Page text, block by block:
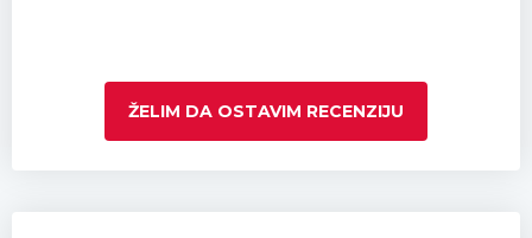
ŽELIM DA OSTAVIM RECENZIJU